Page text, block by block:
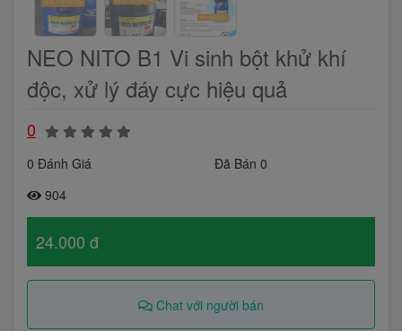
NEO NITO B1 Vi sinh bột khử khí
độc, xử lý đáy cực hiệu quả
0
0 Đánh Giá
Đã Bán 0
904
24.000 đ
Chat với người bán